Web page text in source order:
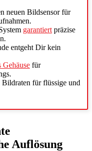
neuen Bildsensor für
garantiert präzise
entgeht Dir kein
Gehäuse für
Bildraten für flüssige und
Auflösung